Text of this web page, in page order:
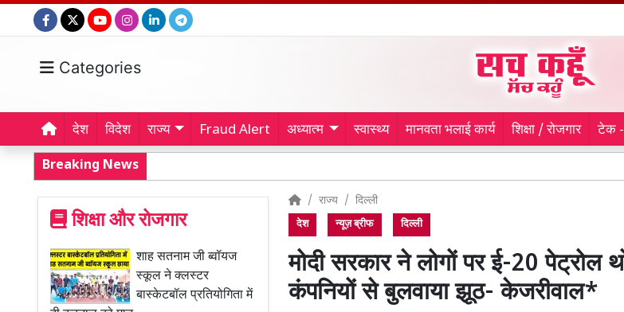
Categories
देश विदेश राज्य Fraud Alert अध्यात्म स्वास्थ्य मानवता भलाई कार्य शिक्षा / रोजगार टेक
Breaking News Drugs
शिक्षा और रोजगार
शाह सतनाम जी ब्वॉयज
स्कूल ने क्लस्टर
बास्केटबॉल प्रतियोगिता में
राज्य दिल्ली
देश न्यूज़ ब्रीफ दिल्ली
मोदी सरकार ने लोगों पर ई-20 पेट्रोल
कंपनियों से बुलवाया झूठ- केजरीवाल*